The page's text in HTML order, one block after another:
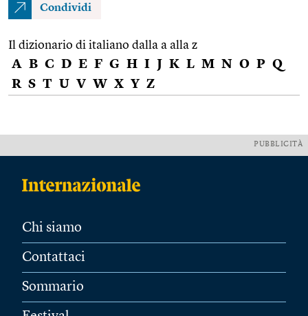
Condividi
Il dizionario di italiano dalla a alla z
A B C D E F G H I J K L M N O P Q
R S T U V W X Y Z
PUBBLICITÀ
Chi siamo
Contattaci
Sommario